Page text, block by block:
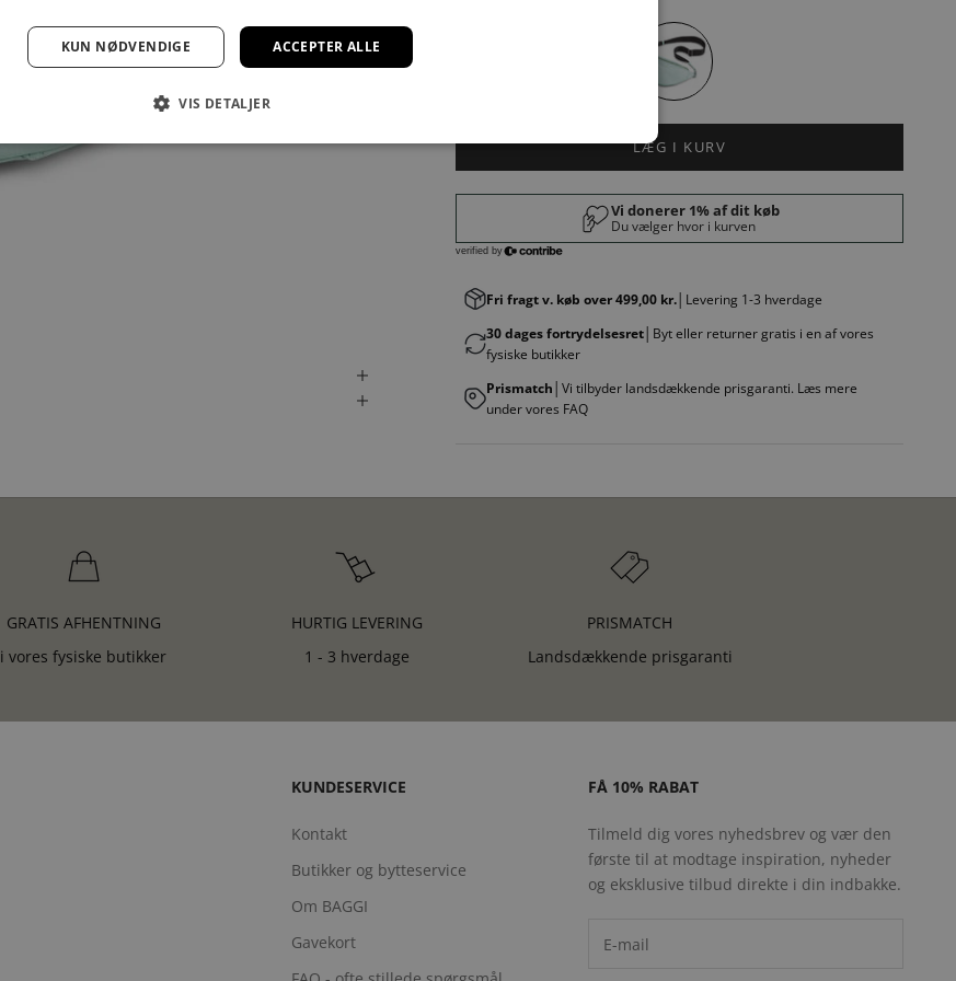
LÆG I KURV
Fri fragt v. køb over 499,00 kr. │Levering 1-3 hverdage
30 dages fortrydelsesret │Byt eller returner gratis i en af vores
fysiske butikker
Prismatch │Vi tilbyder landsdækkende prisgaranti. Læs mere
under vores FAQ
GRATIS AFHENTNING
i vores fysiske butikker
HURTIG LEVERING
1 - 3 hverdage
PRISMATCH
Landsdækkende prisgaranti
KUNDESERVICE
Kontakt
Butikker og bytteservice
Om BAGGI
Gavekort
FÅ 10% RABAT
Tilmeld dig vores nyhedsbrev og vær den
første til at modtage inspiration, nyheder
og eksklusive tilbud direkte i din indbakke.
ACCEPTER ALLE
KUN NØDVENDIGE
VIS DETALJER